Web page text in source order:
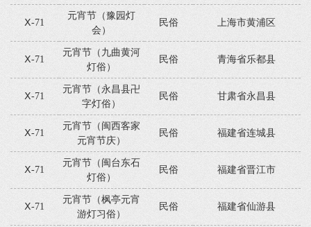
Ⅹ-71
元宵节（豫园灯
会）
民俗 上海市黄浦区
Ⅹ-71
元宵节（九曲黄河
灯俗）
民俗 青海省乐都县
Ⅹ-71
元宵节（永昌县卍
字灯俗）
民俗 甘肃省永昌县
Ⅹ-71
元宵节（闽西客家
元宵节庆）
民俗 福建省连城县
Ⅹ-71
元宵节（闽台东石
灯俗）
民俗 福建省晋江市
Ⅹ-71
元宵节（枫亭元宵
游灯习俗）
民俗 福建省仙游县